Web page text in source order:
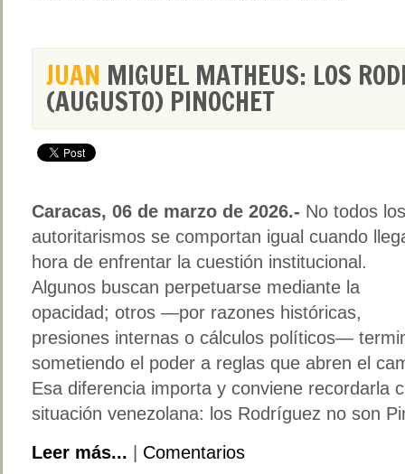
JUAN MIGUEL MATHEUS: LOS
(AUGUSTO) PINOCHET
Caracas, 06 de marzo de 2026.- No todos los
autoritarismos se comportan igual cuando
hora de enfrentar la cuestión institucional.
Algunos buscan perpetuarse mediante la
opacidad; otros —por razones históricas,
presiones internas o cálculos políticos—
sometiendo el poder a reglas que abren el
Esa diferencia importa y conviene recordarla
situación venezolana: los Rodríguez no son
Leer más...
Comentarios